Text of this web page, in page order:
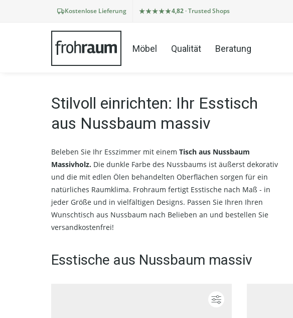
Kostenlose Lieferung 4,82 · Trusted Shops
Möbel Qualität Beratung
Stilvoll einrichten: Ihr Esstisch
aus Nussbaum massiv
Beleben Sie Ihr Esszimmer mit einem Tisch aus Nussbaum
Massivholz. Die dunkle Farbe des Nussbaums ist äußerst dekorativ
und die mit edlen Ölen behandelten Oberflächen sorgen für ein
natürliches Raumklima. Frohraum fertigt Esstische nach Maß - in
jeder Größe und in vielfältigen Designs. Passen Sie Ihren Ihren
Wunschtisch aus Nussbaum nach Belieben an und bestellen Sie
versandkostenfrei!
Esstische aus Nussbaum massiv